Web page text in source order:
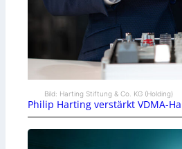
Bild: Harting Stiftung & Co. KG (Holding)
Philip Harting verstärkt VDMA-